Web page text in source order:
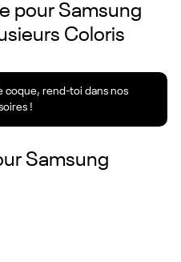
pour Samsung
Coloris
coque, rend-toi dans nos
!
Samsung